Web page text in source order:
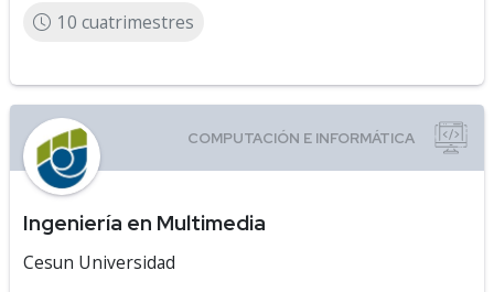
10 cuatrimestres
Ingeniería en Multimedia
Cesun Universidad